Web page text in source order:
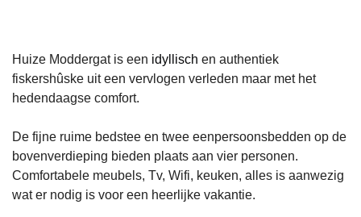
Huize Moddergat is een idyllisch en authentiek
fiskershûske uit een vervlogen verleden maar met het
hedendaagse comfort.
De fijne ruime bedstee en twee eenpersoonsbedden op de
bovenverdieping bieden plaats aan vier personen.
Comfortabele meubels, Tv, Wifi, keuken, alles is aanwezig
wat er nodig is voor een heerlijke vakantie.